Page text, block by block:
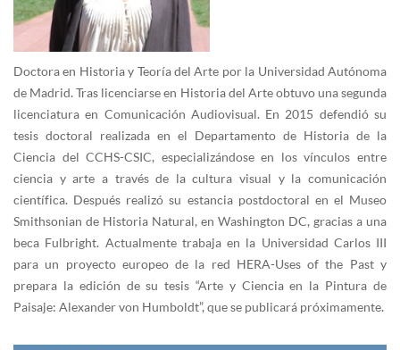
Doctora en Historia y Teoría del Arte por la Universidad Autónoma
de Madrid. Tras licenciarse en Historia del Arte obtuvo una segunda
licenciatura en Comunicación Audiovisual. En 2015 defendió su
tesis doctoral realizada en el Departamento de Historia de la
Ciencia del CCHS-CSIC, especializándose en los vínculos entre
ciencia y arte a través de la cultura visual y la comunicación
científica. Después realizó su estancia postdoctoral en el Museo
Smithsonian de Historia Natural, en Washington DC, gracias a una
beca Fulbright. Actualmente trabaja en la Universidad Carlos III
para un proyecto europeo de la red HERA-Uses of the Past y
prepara la edición de su tesis “Arte y Ciencia en la Pintura de
Paisaje: Alexander von Humboldt”, que se publicará próximamente.